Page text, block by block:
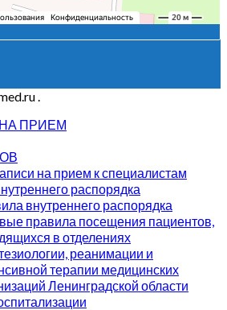
.
ПРИЕМ
на прием к специалистам
распорядка
внутреннего распорядка
правила посещения пациентов,
в отделениях
реанимации и
терапии медицинских
Ленинградской области